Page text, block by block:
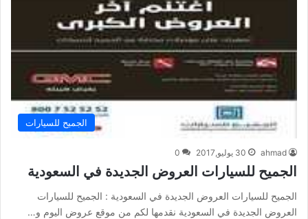
الجميح للسيارات
ahmad 30 يوليو,2017 0
الجميح للسيارات العروض الجديدة في السعودية
الجميح للسيارات العروض الجديدة في السعودية : الجميح للسيارات
العروض الجديدة في السعودية نقدمها لكم من موقع عروض اليوم و…